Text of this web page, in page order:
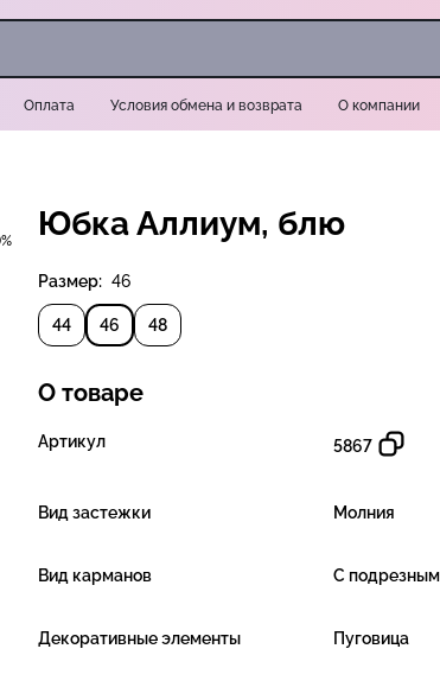
Оплата Условия обмена и возврата О компании
Юбка Аллиум, блю
Размер: 46
44 46 48
О товаре
Артикул 5867
Вид застежки Молния
Вид карманов С
Декоративные элементы Пуговица